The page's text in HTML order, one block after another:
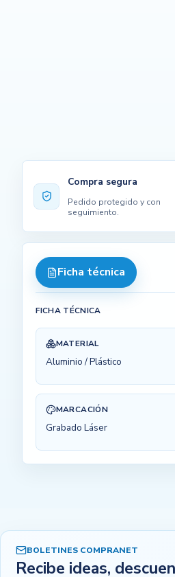
Compra segura
Pedido protegido y con
seguimiento.
Ficha técnica
FICHA TÉCNICA
MATERIAL
Aluminio / Plástico
MARCACIÓN
Grabado Láser
BOLETINES COMPRANET
Recibe ideas,